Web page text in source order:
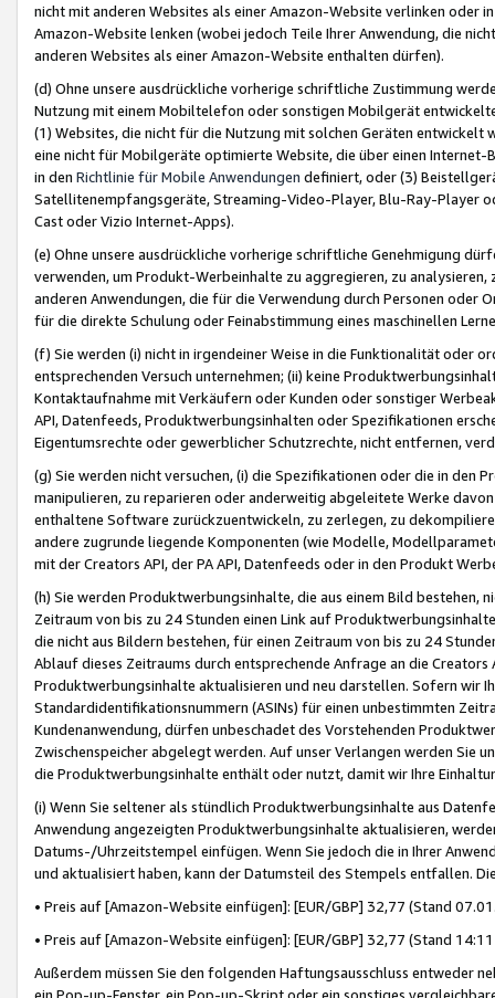
nicht mit anderen Websites als einer Amazon-Website verlinken oder
Amazon-Website lenken (wobei jedoch Teile Ihrer Anwendung, die
anderen Websites als einer Amazon-Website enthalten dürfen).
(d) Ohne unsere ausdrückliche vorherige schriftliche Zustimmung
Nutzung mit einem Mobiltelefon oder sonstigen Mobilgerät
(1) Websites, die nicht für die Nutzung mit solchen Geräten
eine nicht für Mobilgeräte optimierte Website, die über einen
in den Richtlinie für Mobile Anwendungen definiert, oder (3)
Satellitenempfangsgeräte, Streaming-Video-Player, Blu-Ray-Player
Cast oder Vizio Internet-Apps).
(e) Ohne unsere ausdrückliche vorherige schriftliche Genehmigung
verwenden, um Produkt-Werbeinhalte zu aggregieren, zu
anderen Anwendungen, die für die Verwendung durch Personen
für die direkte Schulung oder Feinabstimmung eines maschinellen
(f) Sie werden (i) nicht in irgendeiner Weise in die Funktionalität oder
entsprechenden Versuch unternehmen; (ii) keine
Kontaktaufnahme mit Verkäufern oder Kunden oder sonstiger
API, Datenfeeds, Produktwerbungsinhalten oder Spezifikationen
Eigentumsrechte oder gewerblicher Schutzrechte, nicht entfernen,
(g) Sie werden nicht versuchen, (i) die Spezifikationen oder die in
manipulieren, zu reparieren oder anderweitig abgeleitete Werke
enthaltene Software zurückzuentwickeln, zu zerlegen, zu
andere zugrunde liegende Komponenten (wie Modelle,
mit der Creators API, der PA API, Datenfeeds oder in den Produkt
(h) Sie werden Produktwerbungsinhalte, die aus einem Bild bestehen,
Zeitraum von bis zu 24 Stunden einen Link auf
die nicht aus Bildern bestehen, für einen Zeitraum von bis zu 24
Ablauf dieses Zeitraums durch entsprechende Anfrage an die
Produktwerbungsinhalte aktualisieren und neu darstellen. Sofern wir
Standardidentifikationsnummern (ASINs) für einen unbestimmten
Kundenanwendung, dürfen unbeschadet des Vorstehenden
Zwischenspeicher abgelegt werden. Auf unser Verlangen werden Sie
die Produktwerbungsinhalte enthält oder nutzt, damit wir Ihre
(i) Wenn Sie seltener als stündlich Produktwerbungsinhalte aus
Anwendung angezeigten Produktwerbungsinhalte aktualisieren,
Datums-/Uhrzeitstempel einfügen. Wenn Sie jedoch die in Ihrer
und aktualisiert haben, kann der Datumsteil des Stempels entfallen.
• Preis auf [Amazon-Website einfügen]: [EUR/GBP] 32,77 (Stand
• Preis auf [Amazon-Website einfügen]: [EUR/GBP] 32,77 (Stand
Außerdem müssen Sie den folgenden Haftungsausschluss entweder
ein Pop-up-Fenster, ein Pop-up-Skript oder ein sonstiges